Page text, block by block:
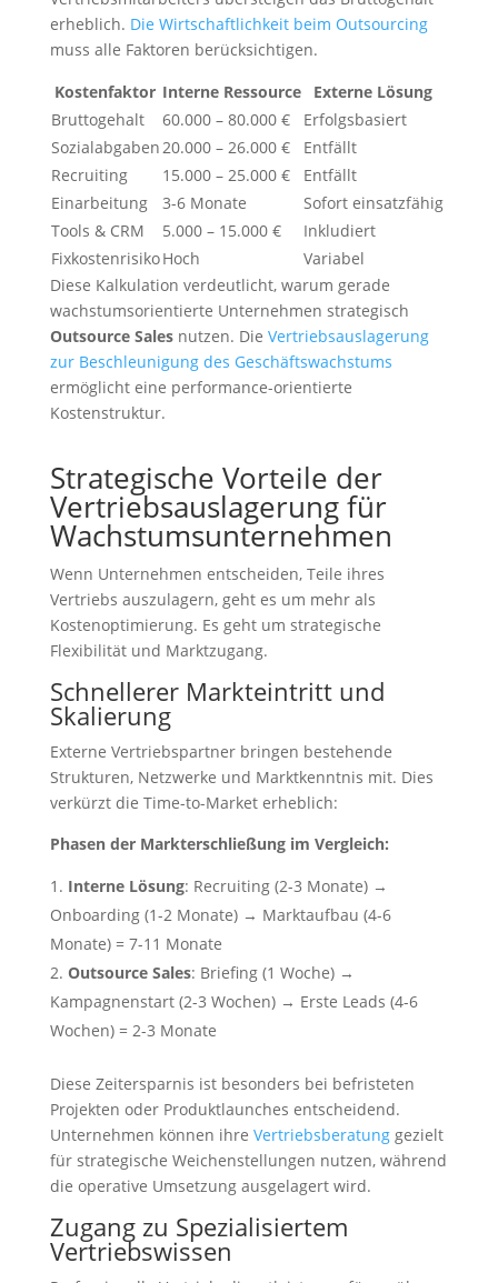
erheblich. Die Wirtschaftlichkeit beim Outsourcing
muss alle Faktoren berücksichtigen.
Kostenfaktor Interne Ressource
Externe Lösung
Bruttogehalt
60.000 – 80.000 €
Erfolgsbasiert
Sozialabgaben20.000 – 26.000 €
Entfällt
Recruiting
15.000 – 25.000 €
Entfällt
Einarbeitung
3-6 Monate
Sofort einsatzfähig
Tools & CRM
5.000 – 15.000 €
Inkludiert
FixkostenrisikoHoch
Variabel
Diese Kalkulation verdeutlicht, warum gerade
wachstumsorientierte Unternehmen strategisch
Outsource Salesnutzen. Die Vertriebsauslagerung
zur Beschleunigung des Geschäftswachstums
ermöglicht eine performance-orientierte
Kostenstruktur.
Strategische Vorteile der
Vertriebsauslagerung für
Wachstumsunternehmen
Wenn Unternehmen entscheiden, Teile ihres
Vertriebs auszulagern, geht es um mehr als
Kostenoptimierung. Es geht um strategische
Flexibilität und Marktzugang.
Schnellerer Markteintritt und
Skalierung
Externe Vertriebspartner bringen bestehende
Strukturen, Netzwerke und Marktkenntnis mit. Dies
verkürzt die Time-to-Market erheblich:
Phasen der Markterschließung im Vergleich:
Interne Lösung: Recruiting (2-3 Monate) →
Onboarding (1-2 Monate) → Marktaufbau (4-6
Monate) = 7-11 Monate
Outsource Sales: Briefing (1 Woche) →
Kampagnenstart (2-3 Wochen) → Erste Leads (4-6
Wochen) = 2-3 Monate
Diese Zeitersparnis ist besonders bei befristeten
Projekten oder Produktlaunches entscheidend.
Unternehmen können ihre Vertriebsberatunggezielt
für strategische Weichenstellungen nutzen, während
die operative Umsetzung ausgelagert wird.
Zugang zu Spezialisiertem
Vertriebswissen